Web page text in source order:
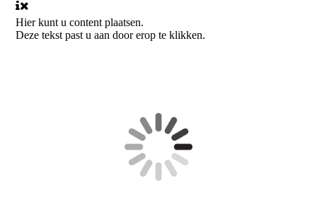
Hier kunt u content plaatsen.
Deze tekst past u aan door erop te klikken.